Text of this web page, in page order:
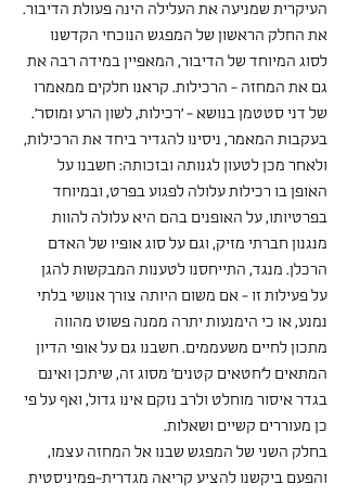
העיקרית שמניעה את העלילה הינה פעולת הדיבור.
את החלק הראשון של המפגש הנוכחי הקדשנו
לסוג המיוחד של הדיבור, המאפיין במידה רבה את
גם את המחזה - הרכילות. קראנו חלקים ממאמרו
של דני סטטמן בנושא - 'רכילות, לשון הרע ומוסר'.
בעקבות המאמר, ניסינו להגדיר ביחד את הרכילות,
ולאחר מכן לטעון לגנותה ובזכותה: חשבנו על
האופן בו רכילות עלולה לפגוע בפרט, ובמיוחד
בפרטיותו, על האופנים בהם היא עלולה להוות
מנגנון חברתי מזיק, וגם על סוג אופיו של האדם
הרכלן. מנגד, התייחסנו לטענות המבקשות להגן
על פעילות זו - אם משום היותה צורך אנושי בלתי
נמנע, או כי הימנעות יתרה ממנה פשוט מהווה
מתכון לחיים משעממים. חשבנו גם על אופי הדיון
המתאים ל'חטאים קטנים' מסוג זה, שיתכן ואינם
בגדר איסור מוחלט ולרב נזקם אינו גדול, ואף על פי
כן מעוררים קשיים ושאלות.
בחלק השני של המפגש שבנו אל המחזה עצמו,
והפעם ביקשנו להציע קריאה מגדרית-פמיניסטית